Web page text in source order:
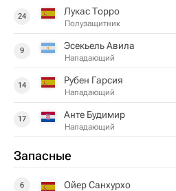
24 Лукас Торро
Полузащитник
9 Эсекьель Авила
Нападающий
14 Рубен Гарсия
Нападающий
17 Анте Будимир
Нападающий
Запасные
6 Ойер Санхурхо